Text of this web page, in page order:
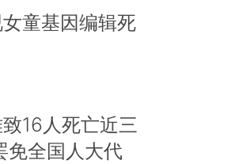
童基因编辑死
16人死亡近三
免全国人大代